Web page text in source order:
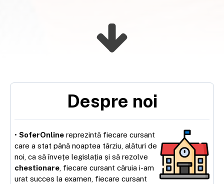
Despre noi
• SoferOnline reprezintă fiecare cursant
care a stat până noaptea târziu, alături de
noi, ca să învețe legislația și să rezolve
chestionare, fiecare cursant căruia i-am
urat succes la examen, fiecare cursant